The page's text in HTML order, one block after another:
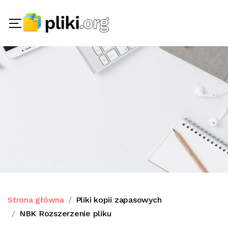
Strona główna
Pliki kopii zapasowych
NBK Rozszerzenie pliku